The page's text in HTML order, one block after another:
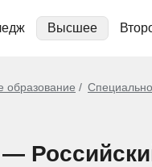
Высшее
образование